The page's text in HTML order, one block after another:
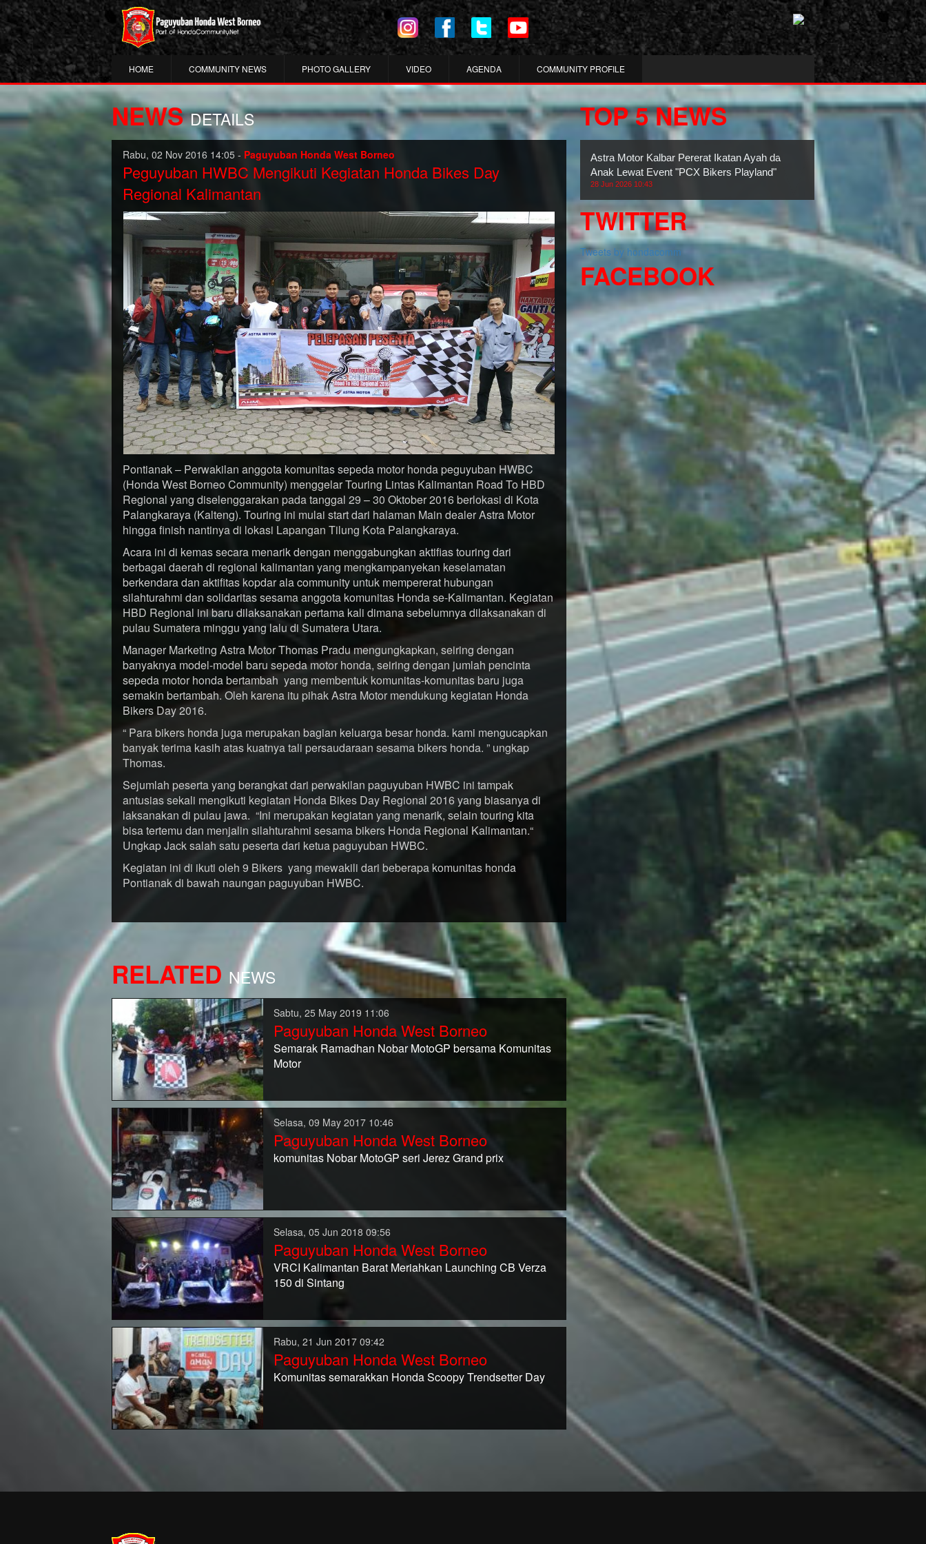
HOME COMMUNITY NEWS PHOTO GALLERY VIDEO AGENDA COMMUNITY PROFILE
NEWS DETAILS
Rabu, 02 Nov 2016 14:05 - Paguyuban Honda West Borneo
Peguyuban HWBC Mengikuti Kegiatan Honda Bikes Day
Regional Kalimantan
Pontianak – Perwakilan anggota komunitas sepeda motor honda peguyuban HWBC
(Honda West Borneo Community) menggelar Touring Lintas Kalimantan Road To HBD
Regional yang diselenggarakan pada tanggal 29 – 30 Oktober 2016 berlokasi di Kota
Palangkaraya (Kalteng). Touring ini mulai start dari halaman Main dealer Astra Motor
hingga finish nantinya di lokasi Lapangan Tilung Kota Palangkaraya.
Acara ini di kemas secara menarik dengan menggabungkan aktifias touring dari
berbagai daerah di regional kalimantan yang mengkampanyekan keselamatan
berkendara dan aktifitas kopdar ala community untuk mempererat hubungan
silahturahmi dan solidaritas sesama anggota komunitas Honda se-Kalimantan. Kegiatan
HBD Regional ini baru dilaksanakan pertama kali dimana sebelumnya dilaksanakan di
pulau Sumatera minggu yang lalu di Sumatera Utara.
Manager Marketing Astra Motor Thomas Pradu mengungkapkan, seiring dengan
banyaknya model-model baru sepeda motor honda, seiring dengan jumlah pencinta
sepeda motor honda bertambah yang membentuk komunitas-komunitas baru juga
semakin bertambah. Oleh karena itu pihak Astra Motor mendukung kegiatan Honda
Bikers Day 2016.
“ Para bikers honda juga merupakan bagian keluarga besar honda. kami mengucapkan
banyak terima kasih atas kuatnya tali persaudaraan sesama bikers honda. ” ungkap
Thomas.
Sejumlah peserta yang berangkat dari perwakilan paguyuban HWBC ini tampak
antusias sekali mengikuti kegiatan Honda Bikes Day Regional 2016 yang biasanya di
laksanakan di pulau jawa. “Ini merupakan kegiatan yang menarik, selain touring kita
bisa tertemu dan menjalin silahturahmi sesama bikers Honda Regional Kalimantan.“
Ungkap Jack salah satu peserta dari ketua paguyuban HWBC.
Kegiatan ini di ikuti oleh 9 Bikers yang mewakili dari beberapa komunitas honda
Pontianak di bawah naungan paguyuban HWBC.
RELATED NEWS
Sabtu, 25 May 2019 11:06
Paguyuban Honda West Borneo
Semarak Ramadhan Nobar MotoGP bersama Komunitas
Motor
Selasa, 09 May 2017 10:46
Paguyuban Honda West Borneo
komunitas Nobar MotoGP seri Jerez Grand prix
Selasa, 05 Jun 2018 09:56
Paguyuban Honda West Borneo
VRCI Kalimantan Barat Meriahkan Launching CB Verza
150 di Sintang
Rabu, 21 Jun 2017 09:42
Paguyuban Honda West Borneo
Komunitas semarakkan Honda Scoopy Trendsetter Day
TOP 5 NEWS
Astra Motor Kalbar Pererat Ikatan Ayah dan
Anak Lewat Event "PCX Bikers Playland"
28 Jun 2026 10:43
TWITTER
Tweets by hondacomm
FACEBOOK